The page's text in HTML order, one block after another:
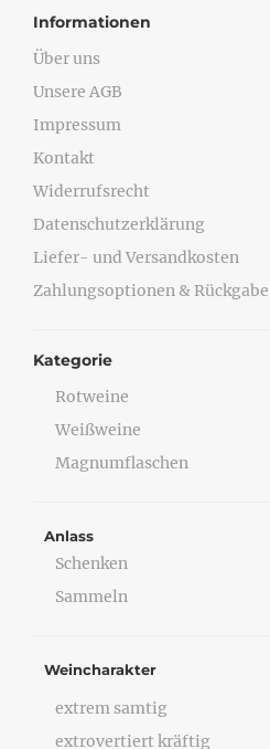
Informationen
Über uns
Unsere AGB
Impressum
Kontakt
Widerrufsrecht
Datenschutzerklärung
Liefer- und Versandkosten
Zahlungsoptionen & Rückgabe
Kategorie
Rotweine
Weißweine
Magnumflaschen
Anlass
Schenken
Sammeln
Weincharakter
extrem samtig
extrovertiert kräftig